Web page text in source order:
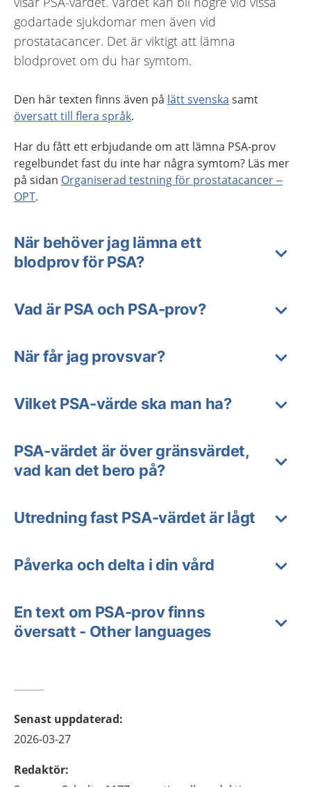
godartade sjukdomar men även vid
prostatacancer. Det är viktigt att lämna
blodprovet om du har symtom.
Den här texten finns även på lätt svenska samt
översatt till flera språk.
Har du fått ett erbjudande om att lämna PSA-prov
regelbundet fast du inte har några symtom? Läs mer
på sidan Organiserad testning för prostatacancer –
OPT.
När behöver jag lämna ett
blodprov för PSA?
Vad är PSA och PSA-prov?
När får jag provsvar?
Vilket PSA-värde ska man ha?
PSA-värdet är över gränsvärdet,
vad kan det bero på?
Utredning fast PSA-värdet är lågt
Påverka och delta i din vård
En text om PSA-prov finns
översatt - Other languages
Senast uppdaterad:
2026-03-27
Redaktör: